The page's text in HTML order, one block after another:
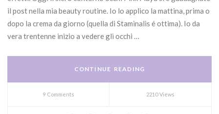
il post nella mia beauty routine. Io lo applico la mattina, prima o
dopo la crema da giorno (quella di Staminalis é ottima). Io da
vera trentenne inizio a vedere gli occhi …
CONTINUE READING
9 Comments 2210 Views